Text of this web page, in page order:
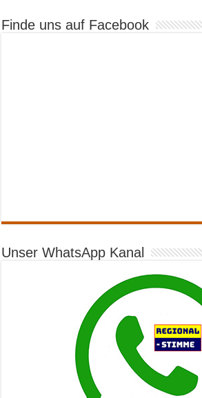
Finde uns auf Facebook
Unser WhatsApp Kanal